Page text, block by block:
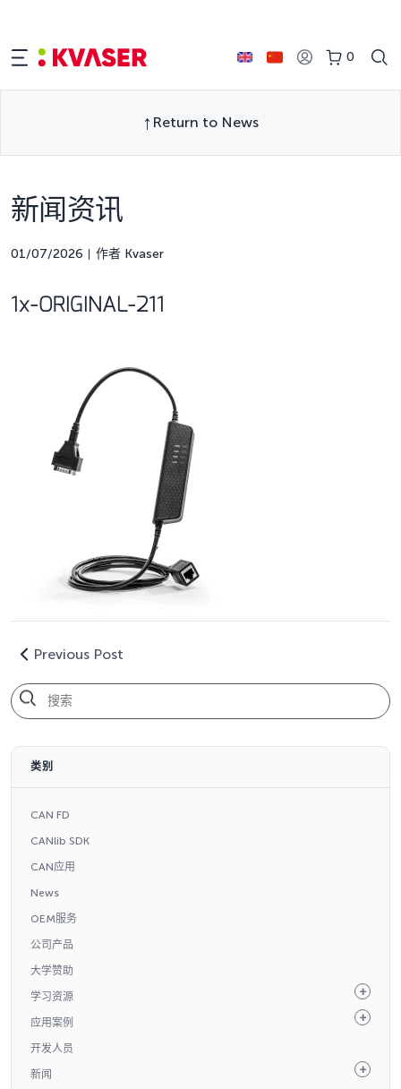
0
Return to News
新闻资讯
01/07/2026 作者 Kvaser
1x-ORIGINAL-211
Previous Post
类别
CAN FD
CANlib SDK
CAN应用
News
OEM服务
公司产品
大学赞助
学习资源
应用案例
开发人员
新闻